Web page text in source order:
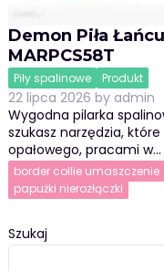
Demon Piła
MARPCS58T
Piły spalinowe Produkt
22 lipca 2026 by admin
Wygodna pilarka
szukasz narzędzia,
opałowego, pracami w…
border collie umaszczenie
papużki nierozłączki
Szukaj